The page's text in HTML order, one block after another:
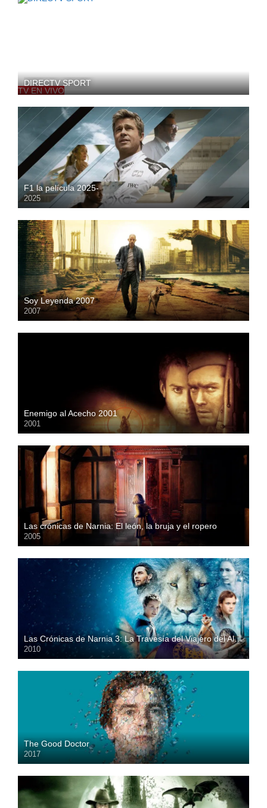
DIRECTV SPORT
TV EN VIVO
F1 la película 2025-
2025
HD
Soy Leyenda 2007
2007
HD
Enemigo al Acecho 2001
2001
HD
Las crónicas de Narnia: El león, la bruja y el ropero
2005
HD
Las Crónicas de Narnia 3: La Travesía del Viajero del Alba
2010
HD
The Good Doctor
2017